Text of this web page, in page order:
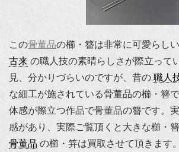
この骨董品の櫛・簪は非常に可愛らしい
古来 の職人技の素晴らしさが際立って
見、分かりづらいのですが、昔の 職人
な細工が施されている骨董品の櫛・簪
体感が際立つ作品で骨董品の簪です。
感があり、実際ご覧頂くと大きな櫛・
骨董品 の櫛・笄は買取させて頂きます